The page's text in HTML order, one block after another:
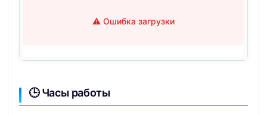
⚠️ Ошибка загрузки
🕒 Часы работы